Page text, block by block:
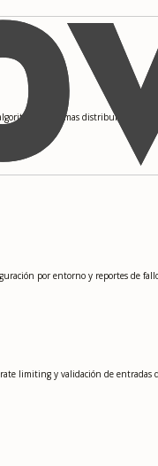
Sistemas distribuidos,
por entorno y reportes de
limiting y validación de entradas